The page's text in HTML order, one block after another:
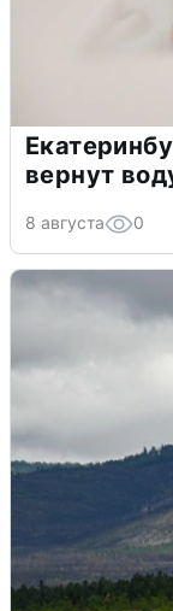
вернут
8 августа 0